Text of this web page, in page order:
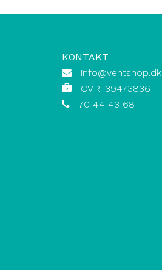
KONTAKT
info@ventshop.dk
CVR: 39473836
70 44 43 68